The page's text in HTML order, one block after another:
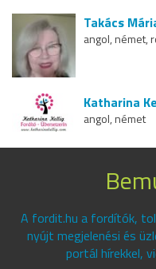
Takács
angol, német,
Katharina
angol, német
A fordit.hu a fordítók,
nyújt megjelenési és
portál hírekkel,